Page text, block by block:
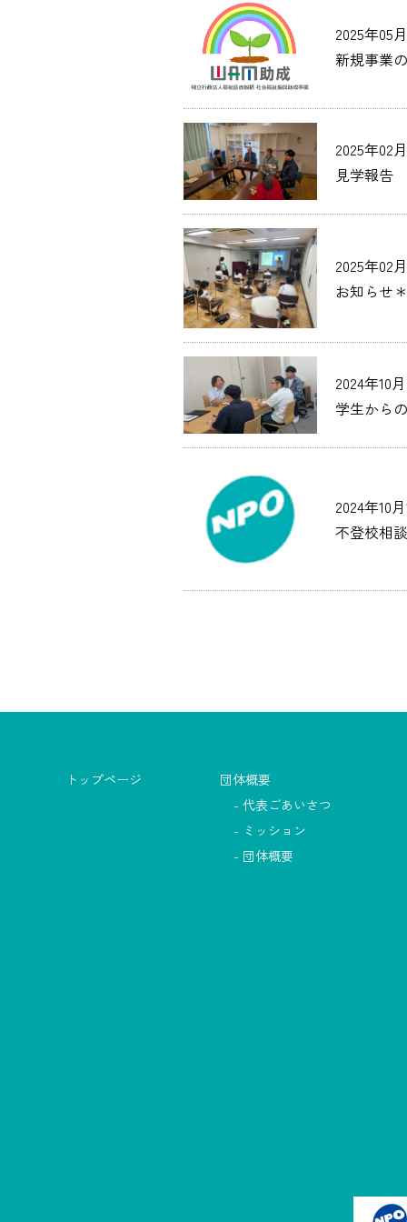
2025年05
新規事業
2025年02
見学報告
2025年02
お知らせ
2024年10
学生から
2024年10
不登校相
トップページ
団体概要
代表ごあいさつ
ミッション
団体概要